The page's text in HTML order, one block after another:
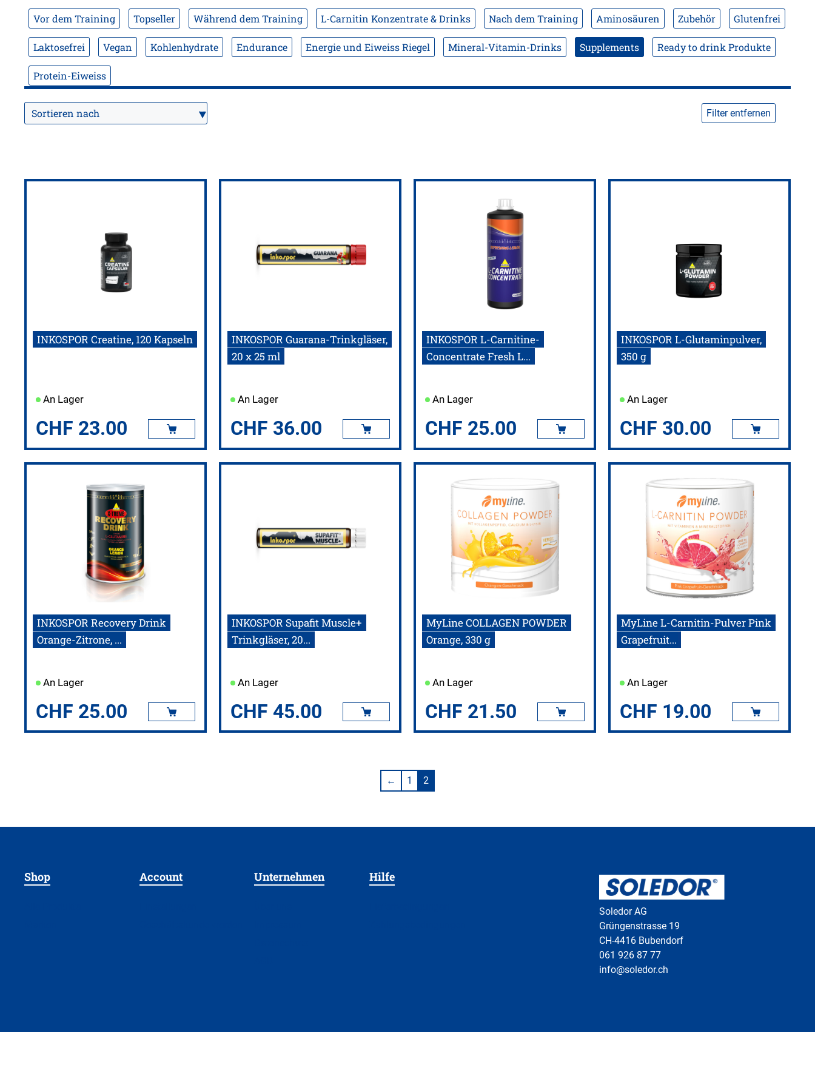
Vor dem Training Topseller Während dem Training L-Carnitin Konzentrate & Drinks Nach dem Training Aminosäuren Zubehör Glutenfrei
Laktosefrei Vegan Kohlenhydrate Endurance Energie und Eiweiss Riegel Mineral-Vitamin-Drinks Supplements Ready to drink Produkte
Protein-Eiweiss
Filter entfernen
INKOSPOR Creatine, 120 Kapseln
An Lager
CHF 23.00
INKOSPOR Guarana-Trinkgläser,
20 x 25 ml
An Lager
CHF 36.00
INKOSPOR L-Carnitine-
Concentrate Fresh L...
An Lager
CHF 25.00
INKOSPOR L-Glutaminpulver,
350 g
An Lager
CHF 30.00
INKOSPOR Recovery Drink
Orange-Zitrone, ...
An Lager
CHF 25.00
INKOSPOR Supafit Muscle+
Trinkgläser, 20...
An Lager
CHF 45.00
MyLine COLLAGEN POWDER
Orange, 330 g
An Lager
CHF 21.50
MyLine L-Carnitin-Pulver Pink
Grapefruit...
An Lager
CHF 19.00
← 1 2
Shop Account Unternehmen Hilfe
Soledor AG
Grüngenstrasse 19
CH-4416 Bubendorf
061 926 87 77
info@soledor.ch